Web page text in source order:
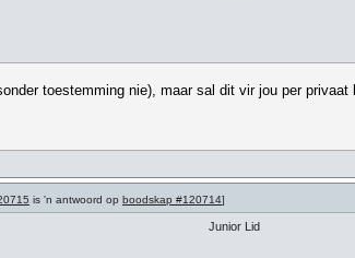
toestemming nie), maar sal dit vir jou per privaat
is 'n antwoord op boodskap #120714]
Junior Lid